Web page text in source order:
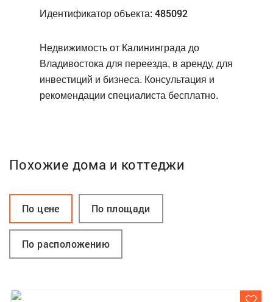
Идентификатор объекта: 485092
Недвижимость от Калининграда до
Владивостока для переезда, в аренду, для
инвестиций и бизнеса. Консультация и
рекомендации специалиста бесплатно.
Похожие дома и коттеджи
По цене По площади
По расположению